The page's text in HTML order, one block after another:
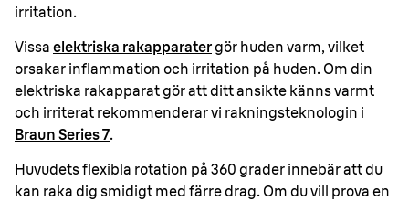
irritation.
Vissa elektriska rakapparatergör huden varm, vilket
orsakar inflammation och irritation på huden. Om din
elektriska rakapparat gör att ditt ansikte känns varmt
och irriterat rekommenderar vi rakningsteknologin i
Braun Series 7.
Huvudets flexibla rotation på 360 grader innebär att du
kan raka dig smidigt med färre drag. Om du vill prova en